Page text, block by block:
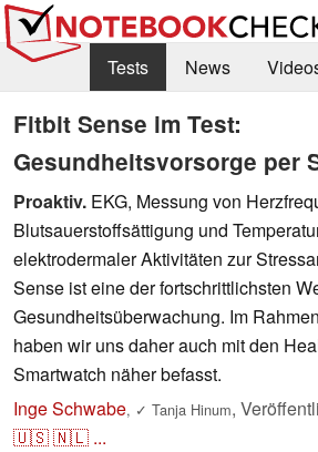
Tests News
Benchmarks & Tech
Externe Tests
Kaufberatung
Deals Suche
Forum
Fitbit Sense im Test:
Gesundheitsvorsorge per
Proaktiv. EKG, Messung von
Blutsauerstoffsättigung und
elektrodermaler Aktivitäten zur
Sense ist eine der fortschrittlichsten
Gesundheitsüberwachung. Im
haben wir uns daher auch mit den
Smartwatch näher befasst.
Inge Schwabe, ✓ Tanja Hinum,
🇺🇸🇳🇱 ...